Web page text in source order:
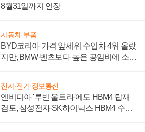
8월31일까지 연장
자동차·부품
BYD코리아 가격 앞세워 수입차 4위 올랐
지만, BMW·벤츠보다 높은 공임비에 소비
전자·전기·정보통신
엔비디아 '루빈 울트라'에도 HBM4 탑재
검토, 삼성전자·SK하이닉스 HBM4 수율